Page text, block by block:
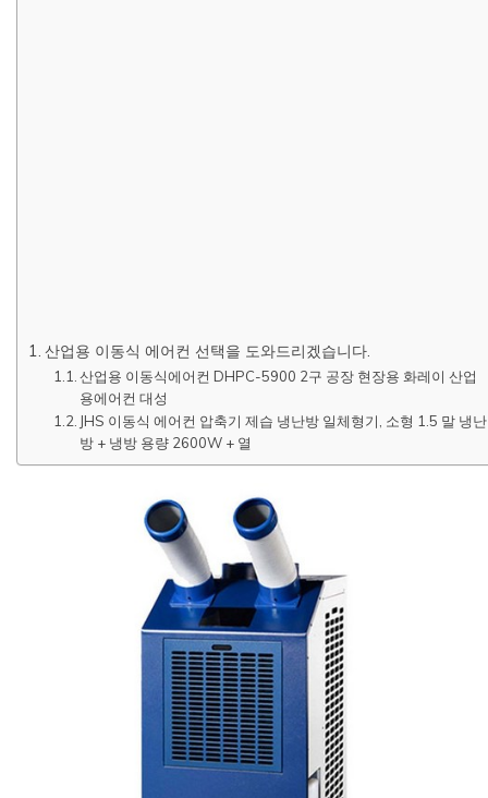
산업용 이동식 에어컨 선택을 도와드리겠습니다.
산업용 이동식에어컨 DHPC-5900 2구 공장 현장용 화레이 산업
용에어컨 대성
JHS 이동식 에어컨 압축기 제습 냉난방 일체형기, 소형 1.5 말 냉난
방 + 냉방 용량 2600W + 열